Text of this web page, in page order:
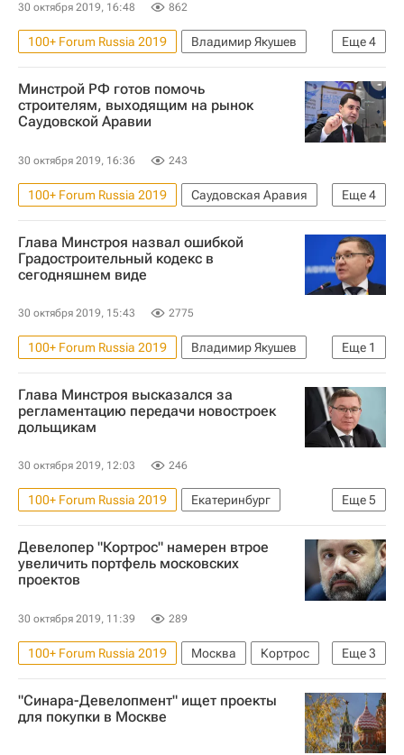
30 октября 2019, 16:48 862
Еще4
100+ Forum Russia 2019
Владимир Якушев
Федеральное агентство воздушного транспорта (Росавиация)
Жилье
Федеральная служба по надзору в сфере защиты прав потребителей и благополучия человека (Роспотребнадзор)
Минстрой РФ готов помочь
строителям, выходящим на рынок
Саудовской Аравии
30 октября 2019, 16:36 243
Еще4
100+ Forum Russia 2019
Саудовская Аравия
ПИК
Российский фонд прямых инвестиций
Никита Стасишин
Глава Минстроя назвал ошибкой
Градостроительный кодекс в
сегодняшнем виде
30 октября 2019, 15:43 2775
Еще 1
100+ Forum Russia 2019
Владимир Якушев
Министерство строительства и жилищно-коммунального хозяйства РФ (Минстрой России)
Глава Минстроя высказался за
регламентацию передачи новостроек
дольщикам
30 октября 2019, 12:03 246
Еще5
100+ Forum Russia 2019
Екатеринбург
Владимир Якушев
Совет Федерации РФ
Жилье
Девелопер "Кортрос" намерен втрое
увеличить портфель московских
проектов
30 октября 2019, 11:39 289
Еще3
100+ Forum Russia 2019 Москва
Кортрос
Девелоперы
Жилье
Вениамин Голубицкий
"Синара-Девелопмент" ищет проекты
для покупки в Москве